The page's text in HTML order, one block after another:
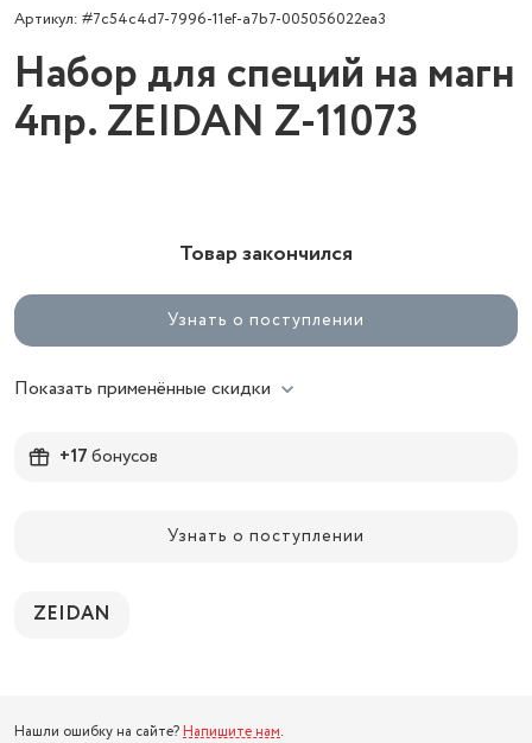
Артикул: #7c54c4d7-7996-11ef-a7b7-005056022ea3
Набор для специй на магн
4пр. ZEIDAN Z-11073
Товар закончился
Узнать о поступлении
Показать применённые скидки
+17бонусов
Узнать о поступлении
ZEIDAN
Нашли ошибку на сайте? Напишите нам.